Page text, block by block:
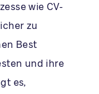
wie CV-
zu
Best
und ihre
es,